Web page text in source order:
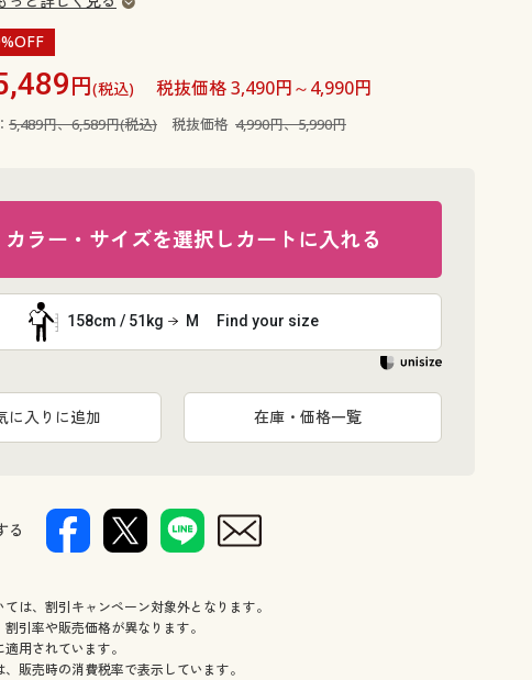
円(税込) 税抜価格 3,490円～4,990円
5,489円、6,589円(税込) 税抜価格 4,990円、5,990円
カラー・サイズを選択しカートに入れる
158cm / 51kg M Find your size
に入りに追加 在庫・価格一覧
る
は、割引キャンペーン対象外となります。
引率や販売価格が異なります。
用されています。
販売時の消費税率で表示しています。